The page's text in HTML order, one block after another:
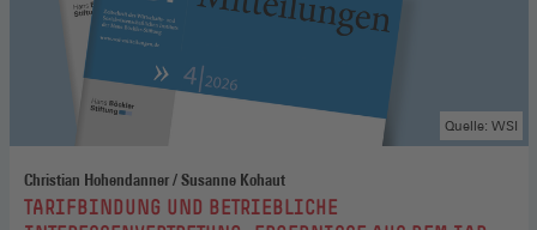
Christian Hohendanner / Susanne Kohaut
:
TARIFBINDUNG UND BETRIEBLICHE
Quelle: WSI